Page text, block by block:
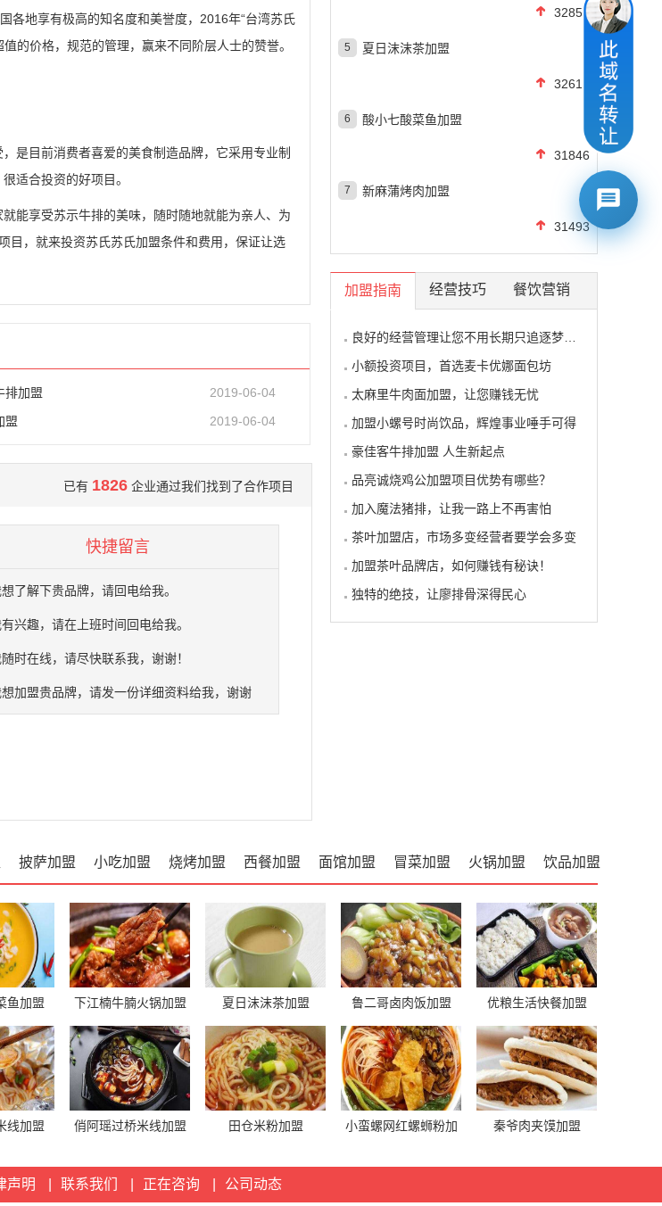
各地享有极高的知名度和美誉度，2016年“台湾苏氏
的价格，规范的管理，赢来不同阶层人士的赞誉。
是目前消费者喜爱的美食制造品牌，它采用专业制
适合投资的好项目。
能享受苏示牛排的美味，随时随地就能为亲人、为
目，就来投资苏氏苏氏加盟条件和费用，保证让选
排加盟
2019-06-04
盟 2019-06-04
已有 1826 企业通过我们找到了合作项目
快捷留言
了解下贵品牌，请回电给我。
兴趣，请在上班时间回电给我。
时在线，请尽快联系我，谢谢！
加盟贵品牌，请发一份详细资料给我，谢谢
32854
5 夏日沫沫茶加盟
32614
6 酸小七酸菜鱼加盟
31846
7 新麻蒲烤肉加盟
31493
加盟指南 经营技巧 餐饮营销
良好的经营管理让您不用长期只追逐梦想的影子
小额投资项目，首选麦卡优娜面包坊
太麻里牛肉面加盟，让您赚钱无忧
加盟小螺号时尚饮品，辉煌事业唾手可得
豪佳客牛排加盟 人生新起点
品亮诚烧鸡公加盟项目优势有哪些？
加入魔法猪排，让我一路上不再害怕
茶叶加盟店，市场多变经营者要学会多变
加盟茶叶品牌店，如何赚钱有秘诀！
独特的绝技，让廖排骨深得民心
饮品加盟
火锅加盟
冒菜加盟
面馆加盟
西餐加盟
烧烤加盟
小吃加盟
披萨加盟
鱼加盟 下江楠牛腩火锅加盟 夏日沫沫茶加盟 鲁二哥卤肉饭加盟 优粮生活快餐加盟
线加盟 俏阿瑶过桥米线加盟 田仓米粉加盟
小蛮螺网红螺蛳粉加
秦爷肉夹馍加盟
声明 联系我们 正在咨询 公司动态